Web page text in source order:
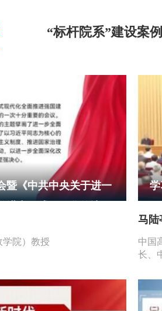
“标杆院系”建设案
暨《中共中央关于进一
学院）教授
马陆
中国
长、